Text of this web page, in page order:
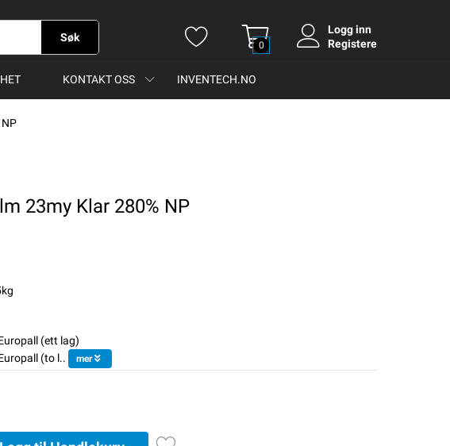
Søk
0
Logg inn
Registere
KONTAKT OSS INVENTECH.NO
23my Klar 280% NP
(ett lag)
(to l..
mer